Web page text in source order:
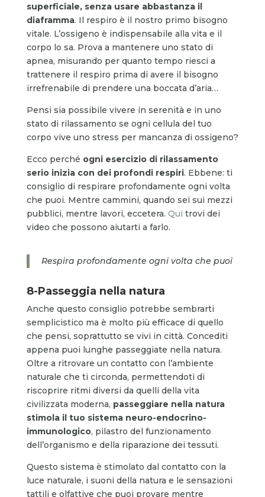
superficiale, senza usare abbastanza il
diaframma. Il respiro è il nostro primo bisogno
vitale. L’ossigeno è indispensabile alla vita e il
corpo lo sa. Prova a mantenere uno stato di
apnea, misurando per quanto tempo riesci a
trattenere il respiro prima di avere il bisogno
irrefrenabile di prendere una boccata d’aria…
Pensi sia possibile vivere in serenità e in uno
stato di rilassamento se ogni cellula del tuo
corpo vive uno stress per mancanza di ossigeno?
Ecco perché ogni esercizio di rilassamento
serio inizia con dei profondi respiri. Ebbene: ti
consiglio di respirare profondamente ogni volta
che puoi. Mentre cammini, quando sei sui mezzi
pubblici, mentre lavori, eccetera. Qui trovi dei
video che possono aiutarti a farlo.
Respira profondamente ogni volta che puoi
8-Passeggia nella natura
Anche questo consiglio potrebbe sembrarti
semplicistico ma è molto più efficace di quello
che pensi, soprattutto se vivi in città. Concediti
appena puoi lunghe passeggiate nella natura.
Oltre a ritrovare un contatto con l’ambiente
naturale che ti circonda, permettendoti di
riscoprire ritmi diversi da quelli della vita
civilizzata moderna, passeggiare nella natura
stimola il tuo sistema neuro-endocrino-
immunologico, pilastro del funzionamento
dell’organismo e della riparazione dei tessuti.
Questo sistema è stimolato dal contatto con la
luce naturale, i suoni della natura e le sensazioni
tattili e olfattive che puoi provare mentre